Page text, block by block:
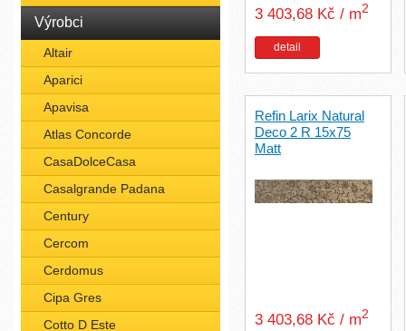
Výrobci
Altair
Aparici
Apavisa
Atlas Concorde
CasaDolceCasa
Casalgrande Padana
Century
Cercom
Cerdomus
Cipa Gres
Cotto D Este
3 403,68 Kč / m2
detail
Refin Larix Natural
Deco 2 R 15x75
Matt
3 403,68 Kč / m2